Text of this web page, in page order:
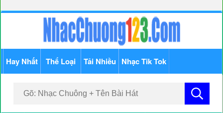
Hay Nhất Thể Loại Tải Nhiều Nhạc Tik Tok